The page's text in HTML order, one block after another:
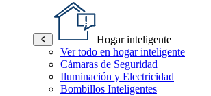
Hogar inteligente
Ver todo en hogar inteligente
Cámaras de Seguridad
Iluminación y Electricidad
Bombillos Inteligentes